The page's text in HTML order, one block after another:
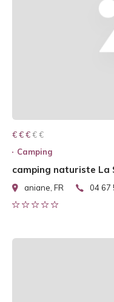
€ € € € €
€ € €
Camping
camping naturiste La
aniane, FR 04 67